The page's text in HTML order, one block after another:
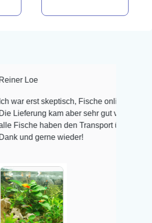
skeptisch, Fische online zu bestellen!
kam aber sehr gut verpackt an und
den Transport überlebt! Vielen
wieder!